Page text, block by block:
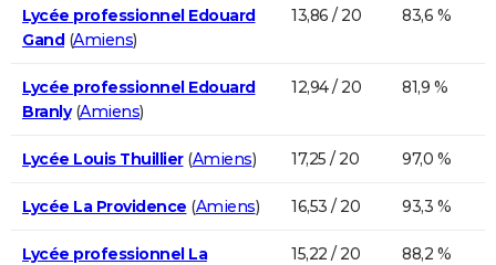
Lycée professionnel Edouard
Gand(Amiens)
13,86 / 20 83,6 %
Lycée professionnel Edouard
Branly(Amiens)
12,94 / 20 81,9 %
Lycée Louis Thuillier(Amiens) 17,25 / 20 97,0 %
Lycée La Providence (Amiens) 16,53 / 20 93,3 %
Lycée professionnel La
15,22 / 20 88,2 %